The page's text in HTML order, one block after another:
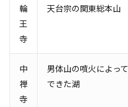
輪
王
寺
天台宗の関東総本山
中
禅
寺
男体山の噴火によって
できた湖